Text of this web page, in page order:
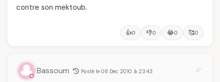
contre son mektoub.
👍0 👎0 😂0 🥰0
Bassoum Posté le 08 Dec 2010 à 23:43